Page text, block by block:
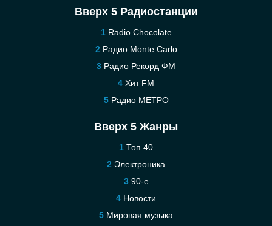
Вверх 5 Радиостанции
Radio Chocolate
Радио Monte Carlo
Радио Рекорд ФМ
Хит FM
Радио МЕТРО
Вверх 5 Жанры
Топ 40
Электроника
90-е
Новости
Мировая музыка